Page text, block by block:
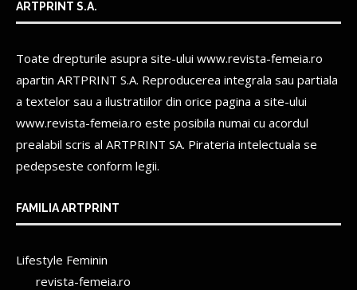
ARTPRINT S.A.
Toate drepturile asupra site-ului www.revista-femeia.ro
apartin ARTPRINT S.A. Reproducerea integrala sau partiala
a textelor sau a ilustratiilor din orice pagina a site-ului
www.revista-femeia.ro este posibila numai cu acordul
prealabil scris al ARTPRINT SA. Pirateria intelectuala se
pedepseste conform legii.
FAMILIA ARTPRINT
Lifestyle Feminin
revista-femeia.ro